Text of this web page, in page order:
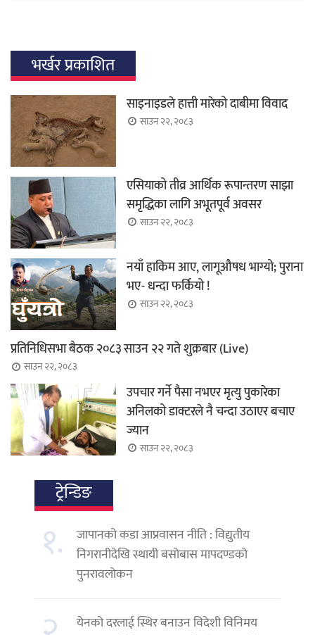
भर्खर प्रकाशित
साइनाइडले हात्ती मारेको दाबीमा विवाद
साउन २२, २०८३
एसियाको तीव्र आर्थिक रूपान्तरण साझा
समृद्धिका लागि अभूतपूर्व अवसर
साउन २२, २०८३
नयाँ हाकिम आए, लागूऔषध भाग्यो; पुराना
भए- धन्दा फर्कियो !
साउन २२, २०८३
प्रतिनिधिसभा बैठक २०८३ साउन २२ गते शुक्रबार (Live)
साउन २२, २०८३
उपचार गर्ने पैसा नभएर मृत्यु पुकारेका
अनिलको डाक्टरले नै चन्दा उठाएर बचाए
ज्यान
साउन २२, २०८३
ट्रेन्डिङ
१.
जापानको कडा आप्रवासन नीति : विद्युतीय
निगरानीदेखि स्थायी बसोबास मापदण्डको
पुनरावलोकन
येनको दरलाई स्थिर बनाउन विदेशी विनिमय